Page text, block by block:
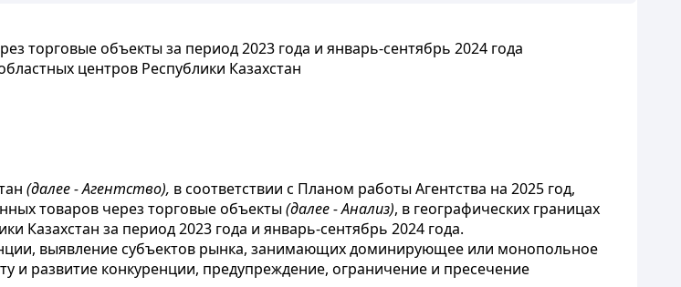
торговые объекты за период 2023 года и январь-сентябрь 2024 года
центров Республики Казахстан
(далее - Агентство), в соответствии с Планом работы Агентства на 2025 год,
товаров через торговые объекты(далее - Анализ), в географических границах
Казахстан за период 2023 года и январь-сентябрь 2024 года.
выявление субъектов рынка, занимающих доминирующее или монопольное
и развитие конкуренции, предупреждение, ограничение и пресечение